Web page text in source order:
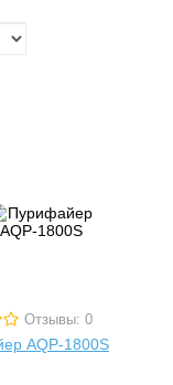
Отзывы: 0
AQP-1800S